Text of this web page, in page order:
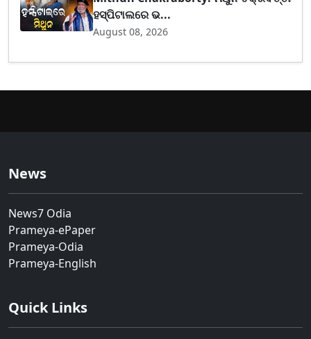
ହସ୍ପିଟାଲରେ ଭ...
August 08, 2026
News
News7 Odia
Prameya-ePaper
Prameya-Odia
Prameya-English
Quick Links